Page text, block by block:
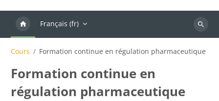
Français ‎(fr)‎
cours
Cours Formation continue en régulation pharmaceutique
Formation continue en
régulation pharmaceutique